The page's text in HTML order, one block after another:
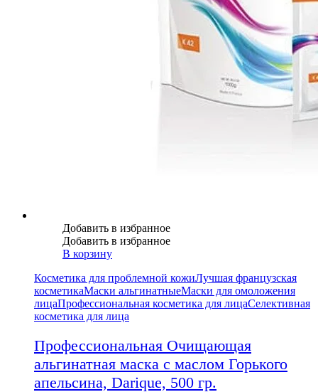
Добавить в избранное
Добавить в избранное
В корзину
Косметика для проблемной кожиЛучшая французская
косметикаМаски альгинатныеМаски для омоложения
лицаПрофессиональная косметика для лицаСелективная
косметика для лица
Профессиональная Очищающая
альгинатная маска с маслом Горького
апельсина, Darique, 500 гр.